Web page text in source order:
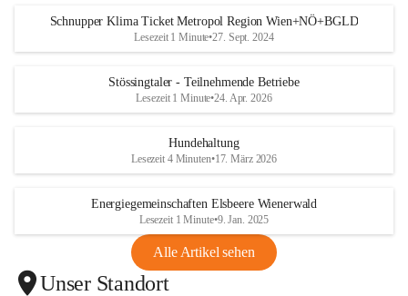
Schnupper Klima Ticket Metropol Region Wien+NÖ+BGLD
Lesezeit 1 Minute•27. Sept. 2024
Stössingtaler - Teilnehmende Betriebe
Lesezeit 1 Minute•24. Apr. 2026
Hundehaltung
Lesezeit 4 Minuten•17. März 2026
Energiegemeinschaften Elsbeere Wienerwald
Lesezeit 1 Minute•9. Jan. 2025
Alle Artikel sehen
Unser Standort